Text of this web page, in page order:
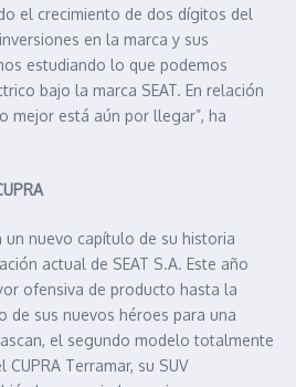
el crecimiento de dos dígitos del
en la marca y sus
estudiando lo que podemos
bajo la marca SEAT. En relación
mejor está aún por llegar”, ha
un nuevo capítulo de su historia
actual de SEAT S.A. Este año
ofensiva de producto hasta la
de sus nuevos héroes para una
el segundo modelo totalmente
Terramar, su SUV